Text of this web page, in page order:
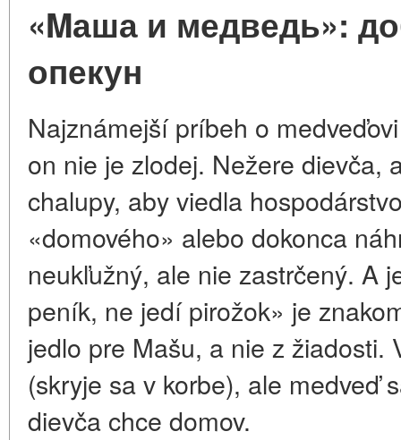
«Mаша и медведь»:
опекун
Najznámejší príbeh o
on nie je zlodej. Nežere dievča,
chalupy, aby viedla
«domového» alebo dokonca
neukľužný, ale nie zastrčený. A
peník, ne jedí pirožok» je
jedlo pre Mašu, a nie z žiadosti.
(skryje sa v korbe), ale
dievča chce domov.